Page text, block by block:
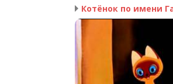
Котёнок по имени